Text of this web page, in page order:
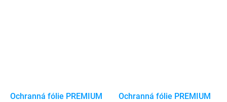
Ochranná fólie PREMIUM
Ochranná fólie PREMIUM